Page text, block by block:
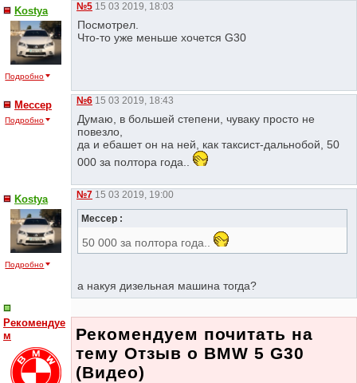
Kostya
Подробно
№5 15 03 2019, 18:03
Посмотрел.
Что-то уже меньше хочется G30
Мессер
Подробно
№6 15 03 2019, 18:43
Думаю, в большей степени, чуваку просто не
повезло,
да и ебашет он на ней, как таксист-дальнобой, 50
000 за полтора года..
Kostya
Подробно
№7 15 03 2019, 19:00
Мессер :
50 000 за полтора года..
а накyя дизельная машина тогда?
Рекомендуе
м
Рекомендуем почитать на
тему Отзыв о BMW 5 G30
(Видео)